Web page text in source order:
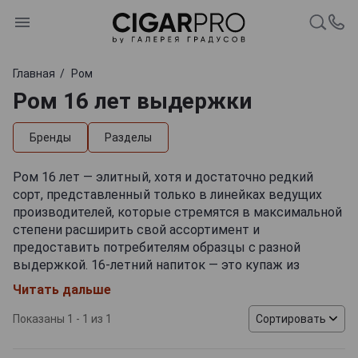
Главная Ром
Ром 16 лет выдержки
Бренды Разделы
Ром 16 лет — элитный, хотя и достаточно редкий
сорт, представленный только в линейках ведущих
производителей, которые стремятся в максимальной
степени расширить свой ассортимент и
предоставить потребителям образцы с разной
выдержкой. 16-летний напиток — это купаж из
тщательно отобранных спиртов, полученных
классическим способом и выдержанных в дубовых
бочках при специальном температурном режиме.
Причем для придания блендам неповторимых
Читать дальше
Показаны 1 - 1 из 1 Сортировать